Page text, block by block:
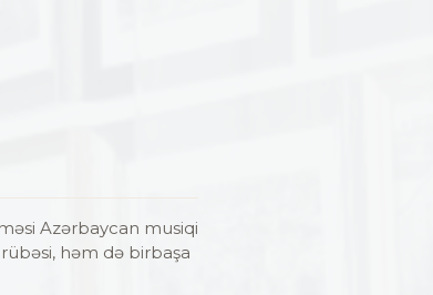
Azərbaycan musiqi
həm də birbaşa